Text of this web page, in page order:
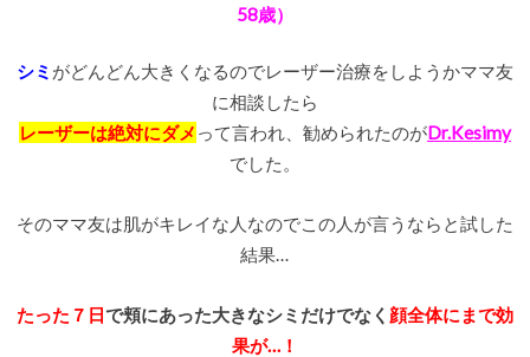
58歳）
シミ がどんどん大きくなるのでレーザー治療をしようかママ友
に相談したら
レーザーは絶対にダメ って言われ、勧められたのがDr.Kesimy
でした。
そのママ友は肌がキレイな人なのでこの人が言うならと試した
結果…
たった７日で頬にあった大きなシミだけでなく 顔全体にまで効
果が…！